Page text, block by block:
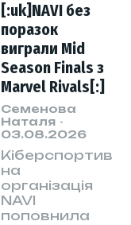
[:uk]NAVI без
поразок
виграли Mid
Season Finals з
Marvel Rivals[:]
Семенова
Наталя -
03.08.2026
Кіберспортив
на
організація
NAVI
поповнила